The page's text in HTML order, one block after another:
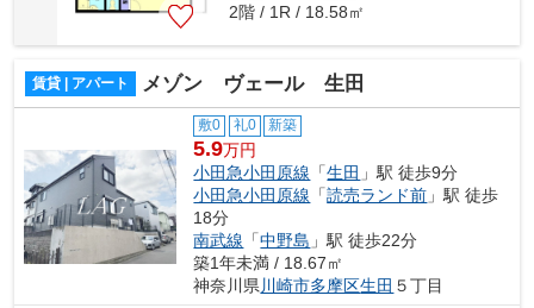
2階 / 1R / 18.58㎡
賃貸 | アパート メゾン ヴェール 生田
敷0 礼0 新築
5.9万円
小田急小田原線 「生田 」駅 徒歩9分
小田急小田原線 「読売ランド前 」駅 徒歩
18分
南武線 「中野島 」駅 徒歩22分
築1年未満 / 18.67㎡
神奈川県 川崎市多摩区生田 ５丁目